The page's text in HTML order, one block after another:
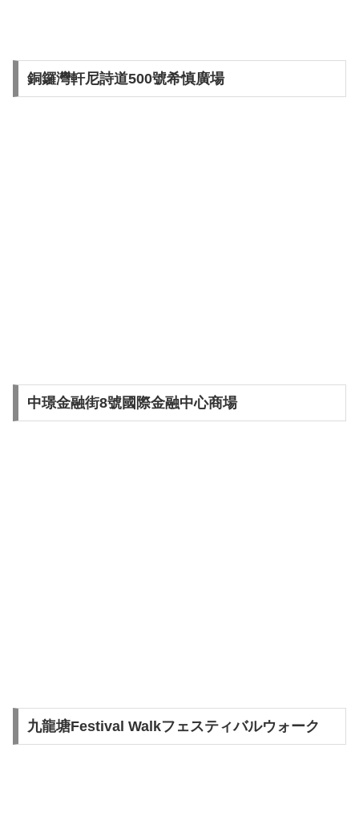
銅鑼灣軒尼詩道500號希慎廣場
中璟金融街8號國際金融中心商場
九龍塘Festival Walkフェスティバルウォーク